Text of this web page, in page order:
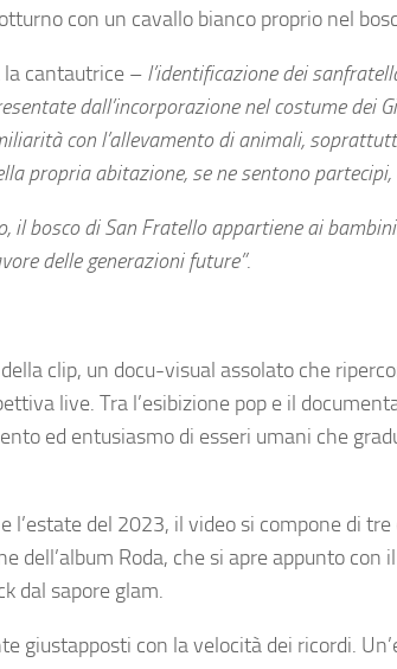
con un cavallo bianco proprio nel
cantautrice – l’identificazione dei
dall’incorporazione nel costume dei
con l’allevamento di animali,
propria abitazione, se ne sentono
il bosco di San Fratello appartiene ai
delle generazioni future”.
clip, un docu-visual assolato che
live. Tra l’esibizione pop e il
ed entusiasmo di esseri umani che
l’estate del 2023, il video si compone di
dell’album Roda, che si apre appunto
dal sapore glam.
giustapposti con la velocità dei ricordi.